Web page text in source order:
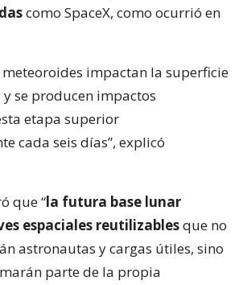
como SpaceX, como ocurrió en
meteoroides impactan la superficie
se producen impactos
etapa superior
cada seis días”, explicó
que “la futura base lunar
espaciales reutilizablesque no
astronautas y cargas útiles, sino
parte de la propia